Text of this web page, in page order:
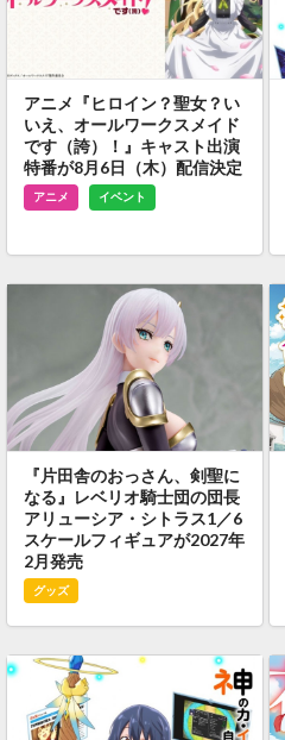
アニメ『ヒロイン？聖女？い
いえ、オールワークスメイド
です（誇）！』キャスト出演
特番が8月6日（木）配信決定
アニメ イベント
『片田舎のおっさん、剣聖に
なる』レベリオ騎士団の団長
アリューシア・シトラス1／6
スケールフィギュアが2027年
2月発売
グッズ